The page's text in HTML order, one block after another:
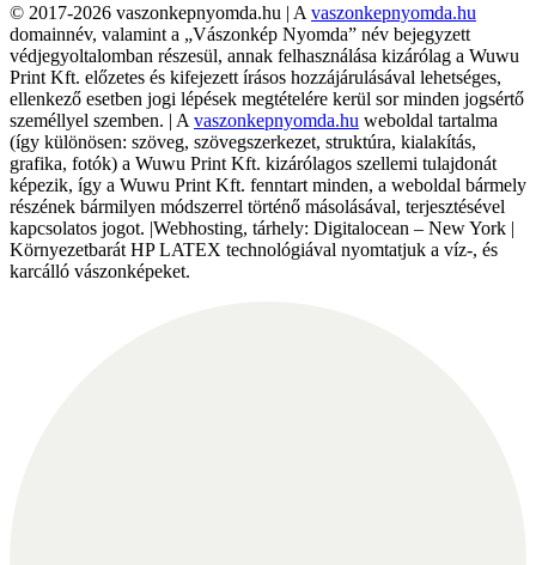
© 2017-2026 vaszonkepnyomda.hu | A vaszonkepnyomda.hu
domainnév, valamint a „Vászonkép Nyomda” név bejegyzett
védjegyoltalomban részesül, annak felhasználása kizárólag a Wuwu
Print Kft. előzetes és kifejezett írásos hozzájárulásával lehetséges,
ellenkező esetben jogi lépések megtételére kerül sor minden jogsértő
személlyel szemben. | A vaszonkepnyomda.hu weboldal tartalma
(így különösen: szöveg, szövegszerkezet, struktúra, kialakítás,
grafika, fotók) a Wuwu Print Kft. kizárólagos szellemi tulajdonát
képezik, így a Wuwu Print Kft. fenntart minden, a weboldal bármely
részének bármilyen módszerrel történő másolásával, terjesztésével
kapcsolatos jogot. |Webhosting, tárhely: Digitalocean – New York |
Környezetbarát HP LATEX technológiával nyomtatjuk a víz-, és
karcálló vászonképeket.